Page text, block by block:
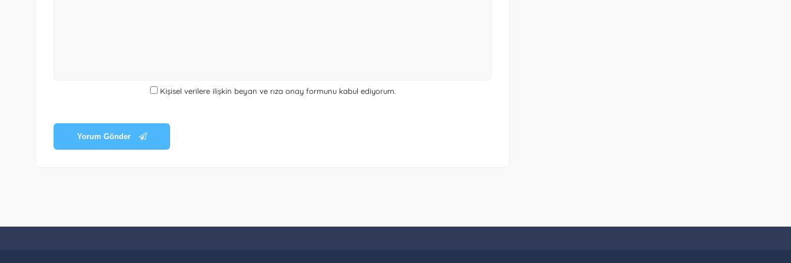
Kişisel verilere ilişkin beyan ve rıza onay formunukabul ediyorum.
Yorum Gönder